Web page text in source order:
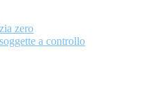
zero
a controllo